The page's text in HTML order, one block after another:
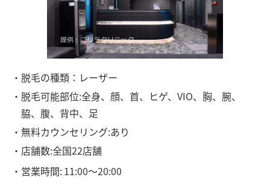
・脱毛の種類：レーザー
・脱毛可能部位:全身、顔、首、ヒゲ、VIO、胸、腕、
脇、腹、背中、足
・無料カウンセリング:あり
・店舗数:全国22店舗
・営業時間:11:00～20:00